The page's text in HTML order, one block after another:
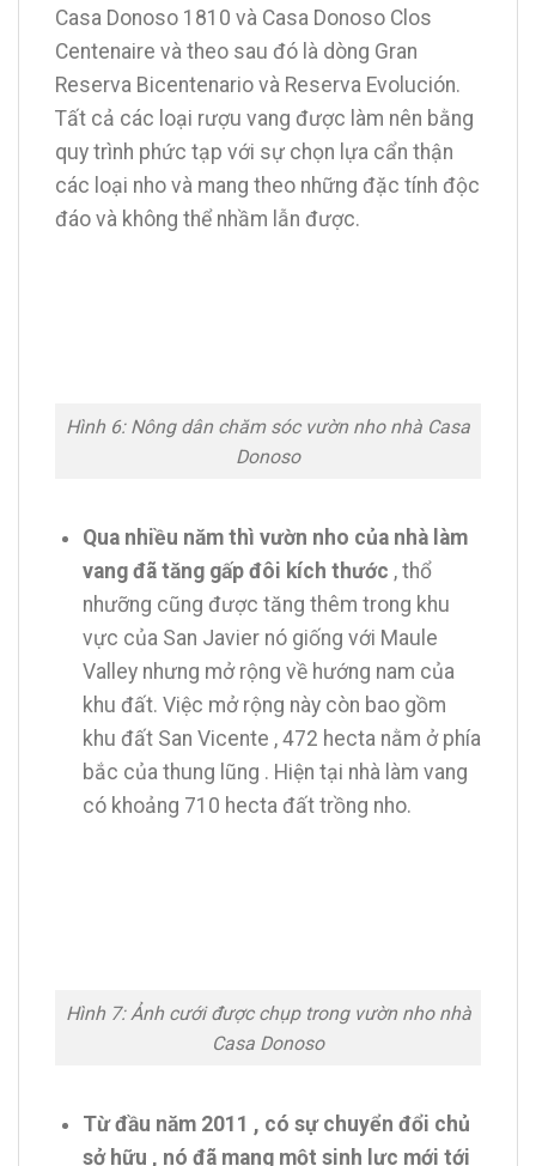
Casa Donoso 1810 và Casa Donoso Clos
Centenaire và theo sau đó là dòng Gran
Reserva Bicentenario và Reserva Evolución.
Tất cả các loại rượu vang được làm nên bằng
quy trình phức tạp với sự chọn lựa cẩn thận
các loại nho và mang theo những đặc tính độc
đáo và không thể nhầm lẫn được.
Hình 6: Nông dân chăm sóc vườn nho nhà Casa
Donoso
Qua nhiều năm thì vườn nho của nhà làm
vang đã tăng gấp đôi kích thước , thổ
nhưỡng cũng được tăng thêm trong khu
vực của San Javier nó giống với Maule
Valley nhưng mở rộng về hướng nam của
khu đất. Việc mở rộng này còn bao gồm
khu đất San Vicente , 472 hecta nằm ở phía
bắc của thung lũng . Hiện tại nhà làm vang
có khoảng 710 hecta đất trồng nho.
Hình 7: Ảnh cưới được chụp trong vườn nho nhà
Casa Donoso
Từ đầu năm 2011 , có sự chuyển đổi chủ
sở hữu , nó đã mang một sinh lực mới tới